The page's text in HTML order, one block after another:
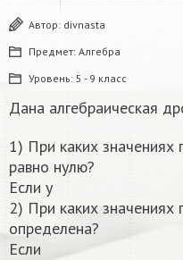
Автор: divnasta
Предмет: Алгебра
Уровень: 5 - 9 класс
Дана алгебраическая
1) При каких значениях
равно нулю?
Если y
2) При каких
определена?
Если